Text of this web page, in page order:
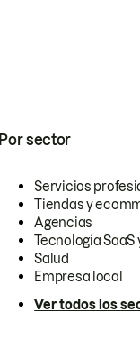
Por sector
Servicios
Tiendas y
Agencias
Tecnología SaaS
Salud
Empresa local
Ver todos los